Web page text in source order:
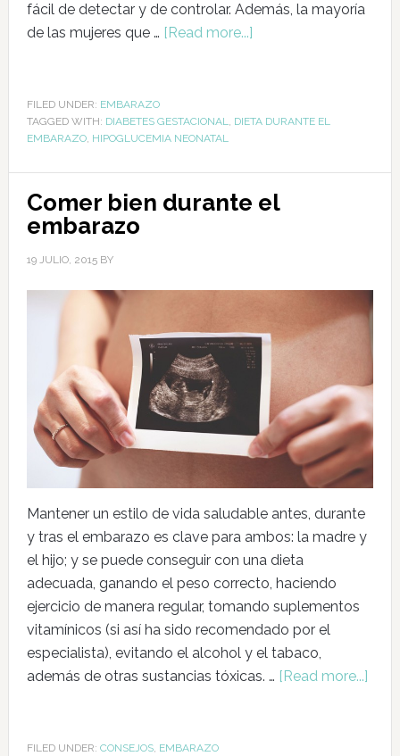
fácil de detectar y de controlar. Además, la mayoría
de las mujeres que … [Read more...]
FILED UNDER: EMBARAZO
TAGGED WITH: DIABETES GESTACIONAL, DIETA DURANTE EL
EMBARAZO, HIPOGLUCEMIA NEONATAL
Comer bien durante el
embarazo
19 JULIO, 2015BY
Mantener un estilo de vida saludable antes, durante
y tras el embarazo es clave para ambos: la madre y
el hijo; y se puede conseguir con una dieta
adecuada, ganando el peso correcto, haciendo
ejercicio de manera regular, tomando suplementos
vitamínicos (si así ha sido recomendado por el
especialista), evitando el alcohol y el tabaco,
además de otras sustancias tóxicas. … [Read more...]
FILED UNDER: CONSEJOS, EMBARAZO